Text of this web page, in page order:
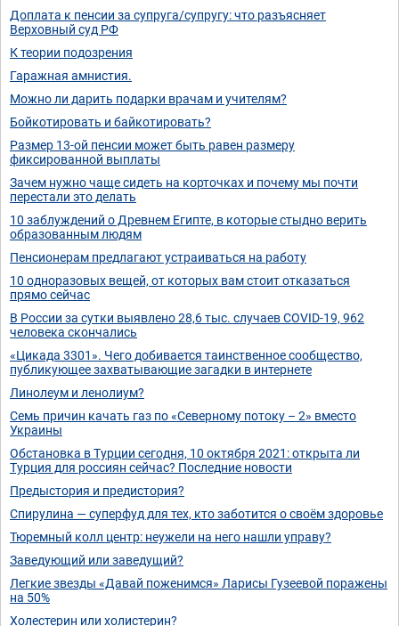
Доплата к пенсии за супруга/супругу: что разъясняет
Верховный суд РФ
К теории подозрения
Гаражная амнистия.
Можно ли дарить подарки врачам и учителям?
Бойкотировать и байкотировать?
Размер 13-ой пенсии может быть равен размеру
фиксированной выплаты
Зачем нужно чаще сидеть на корточках и почему мы почти
перестали это делать
10 заблуждений о Древнем Египте, в которые стыдно верить
образованным людям
Пенсионерам предлагают устраиваться на работу
10 одноразовых вещей, от которых вам стоит отказаться
прямо сейчас
В России за сутки выявлено 28,6 тыс. случаев COVID-19, 962
человека скончались
«Цикада 3301». Чего добивается таинственное сообщество,
публикующее захватывающие загадки в интернете
Линолеум и ленолиум?
Семь причин качать газ по «Северному потоку – 2» вместо
Украины
Обстановка в Турции сегодня, 10 октября 2021: открыта ли
Турция для россиян сейчас? Последние новости
Предыстория и предистория?
Спирулина — суперфуд для тех, кто заботится о своём здоровье
Тюремный колл центр: неужели на него нашли управу?
Заведующий или заведущий?
Легкие звезды «Давай поженимся» Ларисы Гузеевой поражены
на 50%
Холестерин или холистерин?